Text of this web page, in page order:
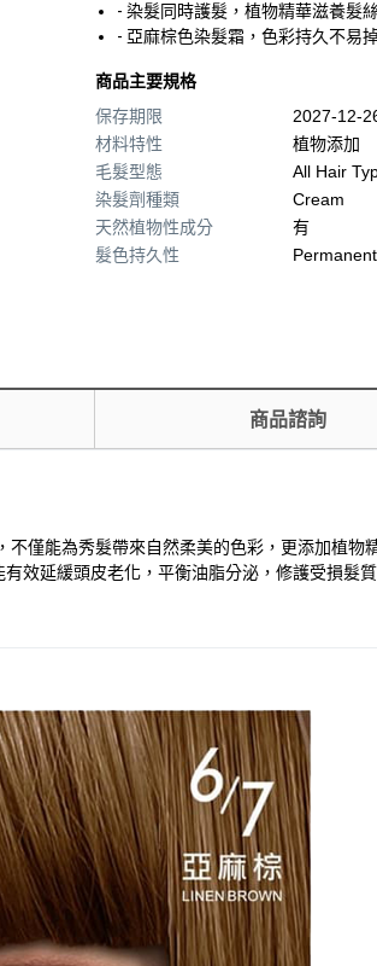
- 染髮同時護髮，植物精華滋養髮
- 亞麻棕色染髮霜，色彩持久不易
商品主要規格
保存期限
2027-12-
材料特性
植物添加
毛髮型態
All Hair
染髮劑種類
Cream
天然植物性成分
有
髮色持久性
Permanent
商品諮詢
僅能為秀髮帶來自然柔美的色彩，更添加植
效延緩頭皮老化，平衡油脂分泌，修護受損髮